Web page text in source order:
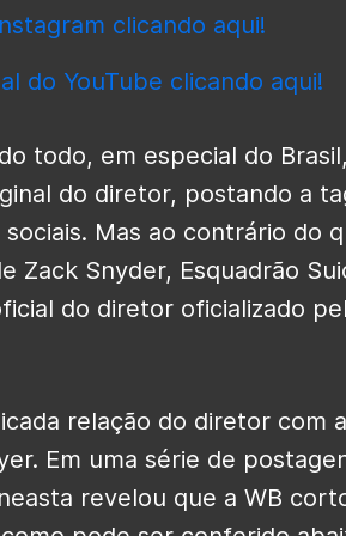
clicando aqui!
do YouTube clicando aqui!
todo, em especial do Brasil,
do diretor, postando a
Mas ao contrário do
Zack Snyder, Esquadrão
do diretor oficializado
relação do diretor com
Em uma série de
revelou que a WB